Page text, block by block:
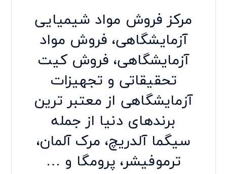
مرکز فروش مواد شیمیایی
آزمایشگاهی، فروش مواد
آزمایشگاهی، فروش کیت
تحقیقاتی و تجهیزات
آزمایشگاهی از معتبر ترین
برندهای دنیا از جمله
سیگما آلدریچ، مرکآلمان،
ترموفیشر، پرومگا و …